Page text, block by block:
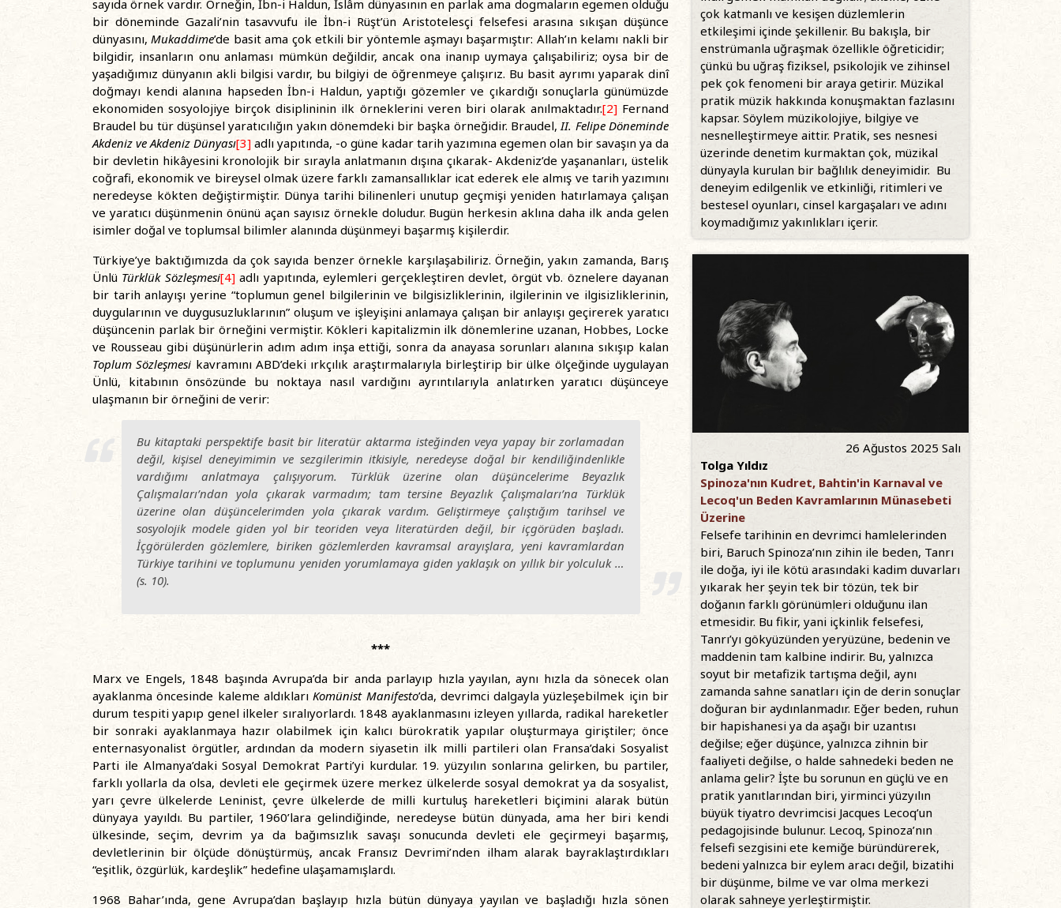
sayıda örnek vardır. Örneğin, İbn-i Haldun, İslâm dünyasının en parlak ama dogmaların egemen olduğu
bir döneminde Gazali’nin tasavvufu ile İbn-i Rüşt’ün Aristotelesçi felsefesi arasına sıkışan düşünce
dünyasını,Mukaddime’de basit ama çok etkili bir yöntemle aşmayı başarmıştır: Allah’ın kelamı nakli bir
bilgidir, insanların onu anlaması mümkün değildir, ancak ona inanıp uymaya çalışabiliriz; oysa bir de
yaşadığımız dünyanın akli bilgisi vardır, bu bilgiyi de öğrenmeye çalışırız. Bu basit ayrımı yaparak dinî
doğmayı kendi alanına hapseden İbn-i Haldun, yaptığı gözemler ve çıkardığı sonuçlarla günümüzde
ekonomiden sosyolojiye birçok disiplininin ilk örneklerini veren biri olarak anılmaktadır.[2]Fernand
Braudel bu tür düşünsel yaratıcılığın yakın dönemdeki bir başka örneğidir. Braudel,II. Felipe Döneminde
Akdeniz ve Akdeniz Dünyası[3] adlı yapıtında, -o güne kadar tarih yazımına egemen olan bir savaşın ya da
bir devletin hikâyesini kronolojik bir sırayla anlatmanın dışına çıkarak- Akdeniz’de yaşananları, üstelik
coğrafi, ekonomik ve bireysel olmak üzere farklı zamansallıklar icat ederek ele almış ve tarih yazımını
neredeyse kökten değiştirmiştir. Dünya tarihi bilinenleri unutup geçmişi yeniden hatırlamaya çalışan
ve yaratıcı düşünmenin önünü açan sayısız örnekle doludur. Bugün herkesin aklına daha ilk anda gelen
isimler doğal ve toplumsal bilimler alanında düşünmeyi başarmış kişilerdir.
Türkiye’ye baktığımızda da çok sayıda benzer örnekle karşılaşabiliriz. Örneğin, yakın zamanda, Barış
Ünlü Türklük Sözleşmesi[4]adlı yapıtında, eylemleri gerçekleştiren devlet, örgüt vb. öznelere dayanan
bir tarih anlayışı yerine “toplumun genel bilgilerinin ve bilgisizliklerinin, ilgilerinin ve ilgisizliklerinin,
duygularının ve duygusuzluklarının” oluşum ve işleyişini anlamaya çalışan bir anlayışı geçirerek yaratıcı
düşüncenin parlak bir örneğini vermiştir. Kökleri kapitalizmin ilk dönemlerine uzanan, Hobbes, Locke
ve Rousseau gibi düşünürlerin adım adım inşa ettiği, sonra da anayasa sorunları alanına sıkışıp kalan
Toplum Sözleşmesi kavramını ABD’deki ırkçılık araştırmalarıyla birleştirip bir ülke ölçeğinde uygulayan
Ünlü, kitabının önsözünde bu noktaya nasıl vardığını ayrıntılarıyla anlatırken yaratıcı düşünceye
ulaşmanın bir örneğini de verir:
Bu kitaptaki perspektife basit bir literatür aktarma isteğinden veya yapay bir zorlamadan
değil, kişisel deneyimimin ve sezgilerimin itkisiyle, neredeyse doğal bir kendiliğindenlikle
vardığımı anlatmaya çalışıyorum. Türklük üzerine olan düşüncelerime Beyazlık
Çalışmaları’ndan yola çıkarak varmadım; tam tersine Beyazlık Çalışmaları’na Türklük
üzerine olan düşüncelerimden yola çıkarak vardım. Geliştirmeye çalıştığım tarihsel ve
sosyolojik modele giden yol bir teoriden veya literatürden değil, bir içgörüden başladı.
İçgörülerden gözlemlere, biriken gözlemlerden kavramsal arayışlara, yeni kavramlardan
Türkiye tarihini ve toplumunu yeniden yorumlamaya giden yaklaşık on yıllık bir yolculuk …
(s. 10).
***
Marx ve Engels, 1848 başında Avrupa’da bir anda parlayıp hızla yayılan, aynı hızla da sönecek olan
ayaklanma öncesinde kaleme aldıklarıKomünist Manifesto’da, devrimci dalgayla yüzleşebilmek için bir
durum tespiti yapıp genel ilkeler sıralıyorlardı. 1848 ayaklanmasını izleyen yıllarda, radikal hareketler
bir sonraki ayaklanmaya hazır olabilmek için kalıcı bürokratik yapılar oluşturmaya giriştiler; önce
enternasyonalist örgütler, ardından da modern siyasetin ilk milli partileri olan Fransa’daki Sosyalist
Parti ile Almanya’daki Sosyal Demokrat Parti’yi kurdular. 19. yüzyılın sonlarına gelirken, bu partiler,
farklı yollarla da olsa, devleti ele geçirmek üzere merkez ülkelerde sosyal demokrat ya da sosyalist,
yarı çevre ülkelerde Leninist, çevre ülkelerde de milli kurtuluş hareketleri biçimini alarak bütün
dünyaya yayıldı. Bu partiler, 1960’lara gelindiğinde, neredeyse bütün dünyada, ama her biri kendi
ülkesinde, seçim, devrim ya da bağımsızlık savaşı sonucunda devleti ele geçirmeyi başarmış,
devletlerinin bir ölçüde dönüştürmüş, ancak Fransız Devrimi’nden ilham alarak bayraklaştırdıkları
“eşitlik, özgürlük, kardeşlik” hedefine ulaşamamışlardı.
1968 Bahar’ında, gene Avrupa’dan başlayıp hızla bütün dünyaya yayılan ve başladığı hızla sönen
çok katmanlı ve kesişen düzlemlerin
etkileşimi içinde şekillenir. Bu bakışla, bir
enstrümanla uğraşmak özellikle öğreticidir;
çünkü bu uğraş fiziksel, psikolojik ve zihinsel
pek çok fenomeni bir araya getirir. Müzikal
pratik müzik hakkında konuşmaktan fazlasını
kapsar. Söylem müzikolojiye, bilgiye ve
nesnelleştirmeye aittir. Pratik, ses nesnesi
üzerinde denetim kurmaktan çok, müzikal
dünyayla kurulan bir bağlılık deneyimidir. Bu
deneyim edilgenlik ve etkinliği, ritimleri ve
bestesel oyunları, cinsel kargaşaları ve adını
koymadığımız yakınlıkları içerir.
26 Ağustos 2025 Salı
Tolga Yıldız
Spinoza'nın Kudret, Bahtin'in Karnaval ve
Lecoq'un Beden Kavramlarının Münasebeti
Üzerine
Felsefe tarihinin en devrimci hamlelerinden
biri, Baruch Spinoza’nın zihin ile beden, Tanrı
ile doğa, iyi ile kötü arasındaki kadim duvarları
yıkarak her şeyin tek bir tözün, tek bir
doğanın farklı görünümleri olduğunu ilan
etmesidir. Bu fikir, yani içkinlik felsefesi,
Tanrı’yı gökyüzünden yeryüzüne, bedenin ve
maddenin tam kalbine indirir. Bu, yalnızca
soyut bir metafizik tartışma değil, aynı
zamanda sahne sanatları için de derin sonuçlar
doğuran bir aydınlanmadır. Eğer beden, ruhun
bir hapishanesi ya da aşağı bir uzantısı
değilse; eğer düşünce, yalnızca zihnin bir
faaliyeti değilse, o halde sahnedeki beden ne
anlama gelir? İşte bu sorunun en güçlü ve en
pratik yanıtlarından biri, yirminci yüzyılın
büyük tiyatro devrimcisi Jacques Lecoq’un
pedagojisinde bulunur. Lecoq, Spinoza’nın
felsefi sezgisini ete kemiğe büründürerek,
bedeni yalnızca bir eylem aracı değil, bizatihi
bir düşünme, bilme ve var olma merkezi
olarak sahneye yerleştirmiştir.